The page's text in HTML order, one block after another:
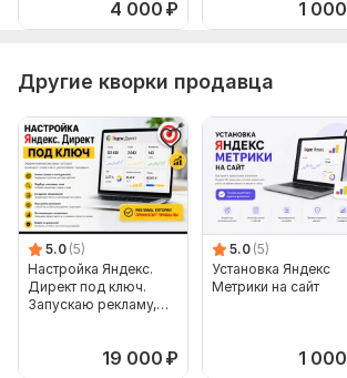
Проверка минус-слов
Проверка UTM меток
Рекомендации по объявлениям
Консультация
Отчет в PDF\Word
Срок выполнения:3 дня
Тип: Аудит и оптимизация
4 000 ₽ 1 000
Другие кворки продавца
5.0 (5)
Настройка Яндекс.
Директ под ключ.
Запускаю рекламу,
19 000 ₽
5.0 (5)
Установка Яндекс
Метрики на сайт
1 000